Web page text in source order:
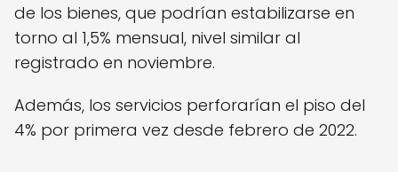
de los bienes, que podrían estabilizarse en
torno al 1,5% mensual, nivel similar al
registrado en noviembre.
Además, los servicios perforarían el piso del
4% por primera vez desde febrero de 2022.